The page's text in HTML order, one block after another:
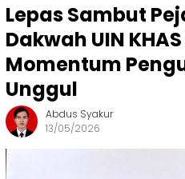
Lepas Sambut
Dakwah UIN
Momentum
Unggul
Abdus Syakur
13/05/2026